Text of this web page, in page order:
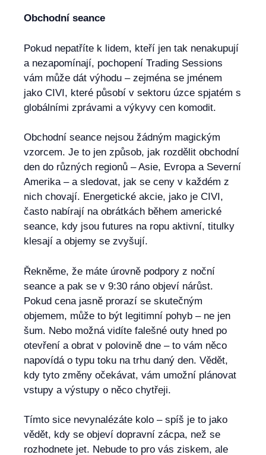
Obchodní seance
Pokud nepatříte k lidem, kteří jen tak nenakupují
a nezapomínají, pochopení Trading Sessions
vám může dát výhodu – zejména se jménem
jako CIVI, které působí v sektoru úzce spjatém s
globálními zprávami a výkyvy cen komodit.
Obchodní seance nejsou žádným magickým
vzorcem. Je to jen způsob, jak rozdělit obchodní
den do různých regionů – Asie, Evropa a Severní
Amerika – a sledovat, jak se ceny v každém z
nich chovají. Energetické akcie, jako je CIVI,
často nabírají na obrátkách během americké
seance, kdy jsou futures na ropu aktivní, titulky
klesají a objemy se zvyšují.
Řekněme, že máte úrovně podpory z noční
seance a pak se v 9:30 ráno objeví nárůst.
Pokud cena jasně prorazí se skutečným
objemem, může to být legitimní pohyb – ne jen
šum. Nebo možná vidíte falešné outy hned po
otevření a obrat v polovině dne – to vám něco
napovídá o typu toku na trhu daný den. Vědět,
kdy tyto změny očekávat, vám umožní plánovat
vstupy a výstupy o něco chytřeji.
Tímto sice nevynalézáte kolo – spíš je to jako
vědět, kdy se objeví dopravní zácpa, než se
rozhodnete jet. Nebude to pro vás ziskem, ale